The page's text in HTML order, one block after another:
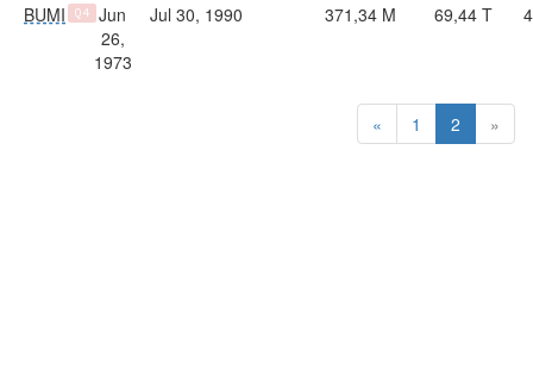
BUMI Q4
Jun
26,
1973
Jul 30, 1990 371,34 M 69,44 T
« 1 2 »